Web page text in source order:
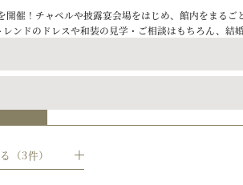
ランセスの魅力をご紹介/会場見学も専用のツールを使
プランナーが一から伺います
軽に◎360°バーチャル見学＆見積相談
ランセスの魅力をご紹介/会場見学も専用のツールを使
もプランナーが一から伺います
は一番お得◆人気会場まるごと体験
催！チャペルや披露宴会場をはじめ、館内をまるご
ンドのドレスや和装の見学・ご相談はもちろん、結
ランナーが丁寧にご案内いたします。さらに、お盆期
に合わせたご見学やご家族とのご参加も大歓迎です。
ご体感ください。
／ 2027年にご結婚予定の方必見♪ 人気日程やお得なプ
（3件）